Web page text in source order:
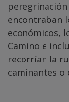
encontraban
económicos,
Camino e
recorrían la
caminantes o